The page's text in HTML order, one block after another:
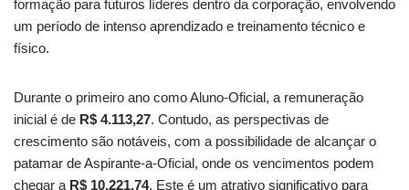
formação para futuros líderes dentro da corporação, envolvendo
um período de intenso aprendizado e treinamento técnico e
físico.
Durante o primeiro ano como Aluno-Oficial, a remuneração
inicial é de R$ 4.113,27. Contudo, as perspectivas de
crescimento são notáveis, com a possibilidade de alcançar o
patamar de Aspirante-a-Oficial, onde os vencimentos podem
chegar a R$ 10.221,74. Este é um atrativo significativo para